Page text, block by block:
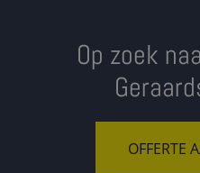
Op zoek
OFFERTE